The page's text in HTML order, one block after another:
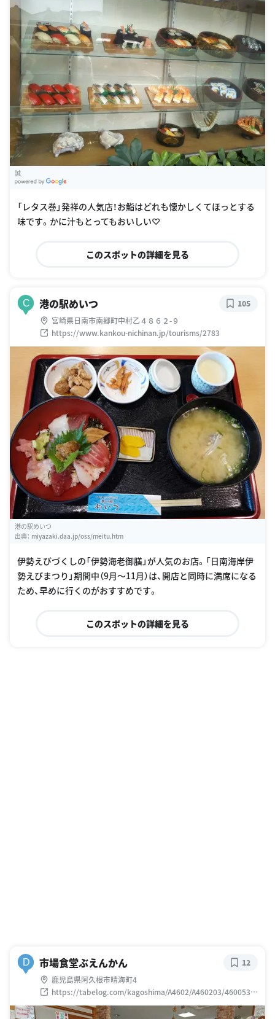
誠
「レタス巻」発祥の人気店！お鮨はどれも懐かしくてほっとする
味です。かに汁もとってもおいしい♡
このスポットの詳細を見る
C 港の駅めいつ
宮崎県日南市南郷町中村乙４８６２-９
https://www.kankou-nichinan.jp/tourisms/2783
105
港の駅めいつ
出典： miyazaki.daa.jp/oss/meitu.htm
伊勢えびづくしの「伊勢海老御膳」が人気のお店。「日南海岸伊
勢えびまつり」期間中（9月〜11月）は、開店と同時に満席になる
ため、早めに行くのがおすすめです。
このスポットの詳細を見る
D 市場食堂ぶえんかん
鹿児島県阿久根市晴海町4
https://tabelog.com/kagoshima/A4602/A460203/4600533
9/
12